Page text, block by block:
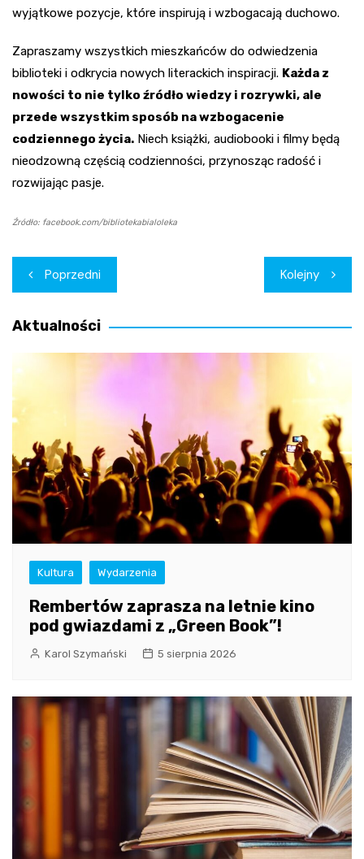
wyjątkowe pozycje, które inspirują i wzbogacają duchowo.
Zapraszamy wszystkich mieszkańców do odwiedzenia
biblioteki i odkrycia nowych literackich inspiracji. Każda z
nowości to nie tylko źródło wiedzy i rozrywki, ale
przede wszystkim sposób na wzbogacenie
codziennego życia. Niech książki, audiobooki i filmy będą
nieodzowną częścią codzienności, przynosząc radość i
rozwijając pasje.
Źródło: facebook.com/bibliotekabialoleka
Nawigacja
wpisu
Poprzedni Kolejny
Aktualności
Kultura Wydarzenia
Rembertów zaprasza na letnie kino
pod gwiazdami z „Green Book”!
Karol Szymański 5 sierpnia 2026